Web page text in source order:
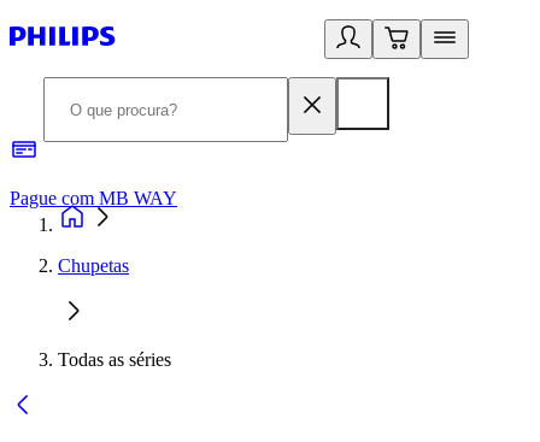
Pague com MB WAY
Chupetas
Todas as séries